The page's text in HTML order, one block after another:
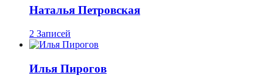
Наталья Петровская
2 Записей
Илья Пирогов